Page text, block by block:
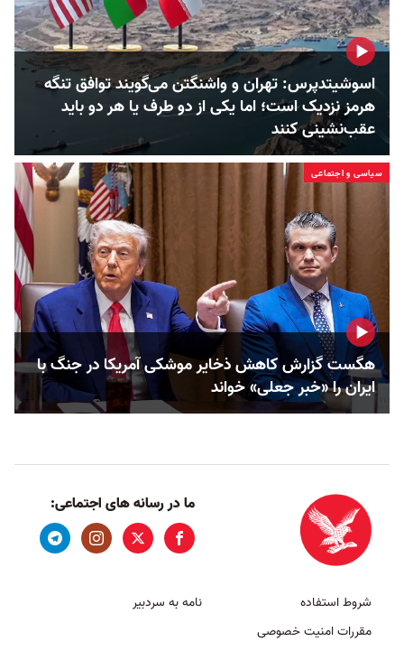
اسوشیتدپرس: تهران و واشنگتن می‌گویند توافق تنگه
هرمز نزدیک است؛ اما یکی از دو طرف یا هر دو باید
عقب‌نشینی کنند
سیاسی و اجتماعی
هگست گزارش کاهش ذخایر موشکی آمریکا در جنگ با
ایران را «خبر جعلی» خواند
ما در رسانه های اجتماعی:
شروط استفاده
مقررات امنیت خصوصی
نامه به سردبیر